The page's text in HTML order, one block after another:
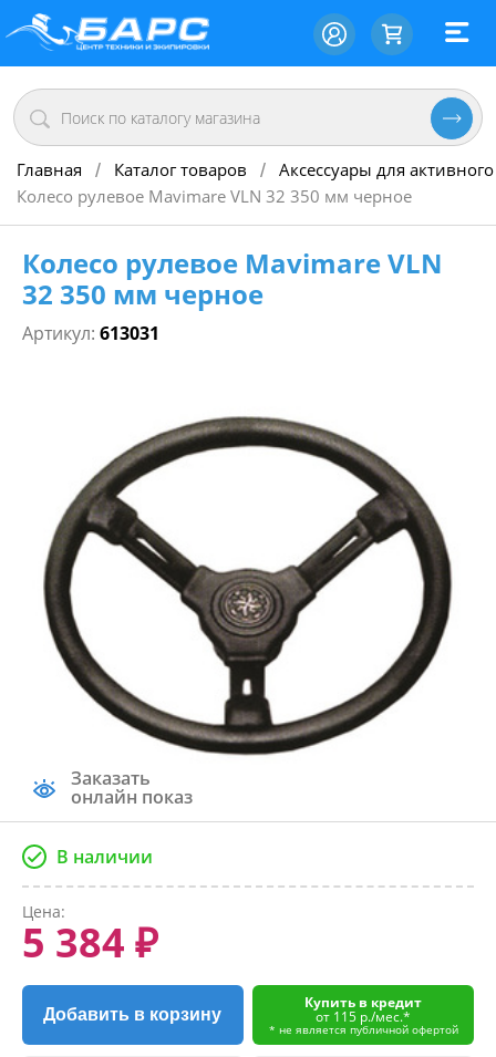
Главная / Каталог товаров / Аксессуары для
Колесо рулевое Mavimare VLN 32 350 мм черное
Колесо рулевое Mavimare VLN
32 350 мм черное
Артикул: 613031
Заказать
онлайн показ
В наличии
Цена:
5 384 ₽
Добавить в корзину
Купить в кредит
от 115 р./мес.*
* не является публичной офертой